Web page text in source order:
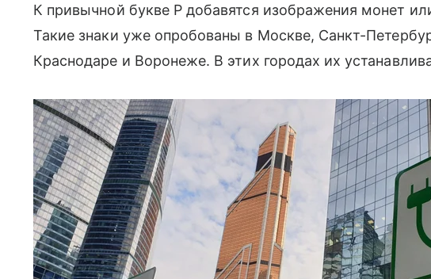
К привычной букве Р добавятся изображения монет
Такие знаки уже опробованы в Москве, Санкт-
Краснодаре и Воронеже. В этих городах их